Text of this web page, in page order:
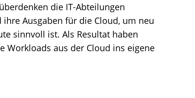
die IT-Abteilungen
Ausgaben für die Cloud, um neu
sinnvoll ist. Als Resultat haben
Workloads aus der Cloud ins eigene